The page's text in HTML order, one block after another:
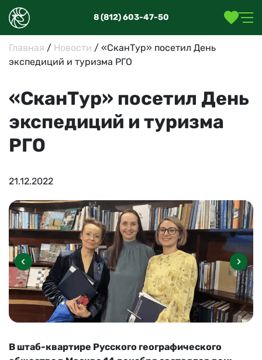
8 (812) 603-47-50
Главная / Новости / «СканТур» посетил День
экспедиций и туризма РГО
«СканТур» посетил День
экспедиций и туризма
РГО
21.12.2022
В штаб-квартире Русского географического